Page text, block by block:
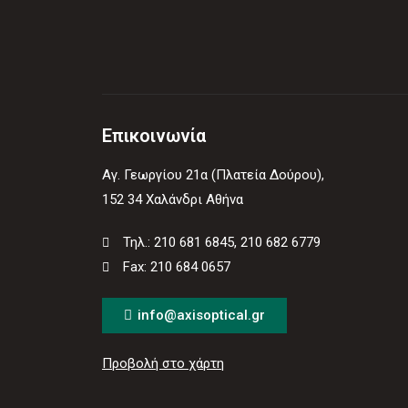
Επικοινωνία
Αγ. Γεωργίου 21α (Πλατεία Δούρου),
152 34 Χαλάνδρι Αθήνα
Τηλ.: 210 681 6845, 210 682 6779
Fax: 210 684 0657
info@axisoptical.gr
Προβολή στο χάρτη